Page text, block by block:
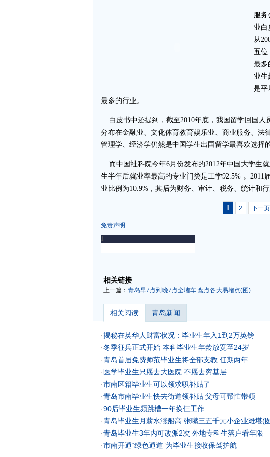
服务
业白
从
五位
最多
业生
是平
最多的行业。
白皮书中还提到，截至2010年底，我国留学回国人
分布在金融业、文化体育教育娱乐业、商业服务、法
管理学、经济学仍然是中国学生出国留学最喜欢选择
而中国社科院今年6月份发布的2012年中国大学生
生半年后就业率最高的专业门类是工学92.5% 。2011
业比例为10.9%，其后为财务、审计、税务、统计和行
1 2 下一页
免责声明
-
相关链接
上一篇： 青岛早7点到晚7点全堵车 盘点各大易堵点(图)
相关阅读 青岛新闻
·揭秘在英华人财富状况：毕业生年入1到2万英镑
·冬季征兵正式开始 本科毕业生年龄放宽至24岁
·青岛首届免费师范毕业生将全部支教 任期两年
· 医学毕业生只愿去大医院 不愿去穷基层
·市南区籍毕业生可以领求职补贴了
·青岛市南毕业生快去街道领补贴 父母可帮忙带领
·90后毕业生频跳槽一年换仨工作
·青岛毕业生月薪水涨船高 张嘴三五千元小企业难堪(
·青岛毕业生3年内可改派2次 外地专科生落户看年限
·市南开通“绿色通道”为毕业生接收保驾护航